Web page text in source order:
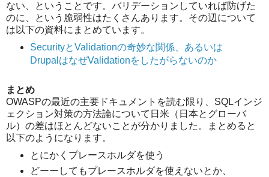
ない、ということです。バリデーションしていれば防げた
のに、という脆弱性はたくさんあります。その辺について
は以下の資料にまとめています。
SecurityとValidationの奇妙な関係、あるいは
DrupalはなぜValidationをしたがらないのか
まとめ
OWASPの最近の主要ドキュメントを読む限り、SQLインジ
ェクション対策の方法論について日米（日本とグローバ
ル）の差はほとんどないことが分かりました。まとめると
以下のようになります。
とにかくプレースホルダを使う
どーーしてもプレースホルダを使えないとか、